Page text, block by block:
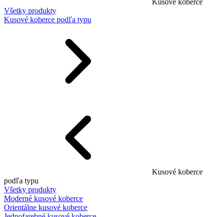
Kusové koberce
Všetky produkty
Kusové koberce podľa typu
Kusové koberce
podľa typu
Všetky produkty
Moderné kusové koberce
Orientálne kusové koberce